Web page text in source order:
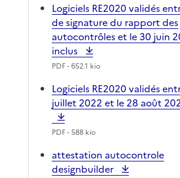
Logiciels RE2020 validés
de signature du rapport des
autocontrôles et le 30 juin
inclus
PDF- 652.1 kio
Logiciels RE2020 validés
juillet 2022 et le 28 août
PDF- 588 kio
attestation autocontrole
designbuilder